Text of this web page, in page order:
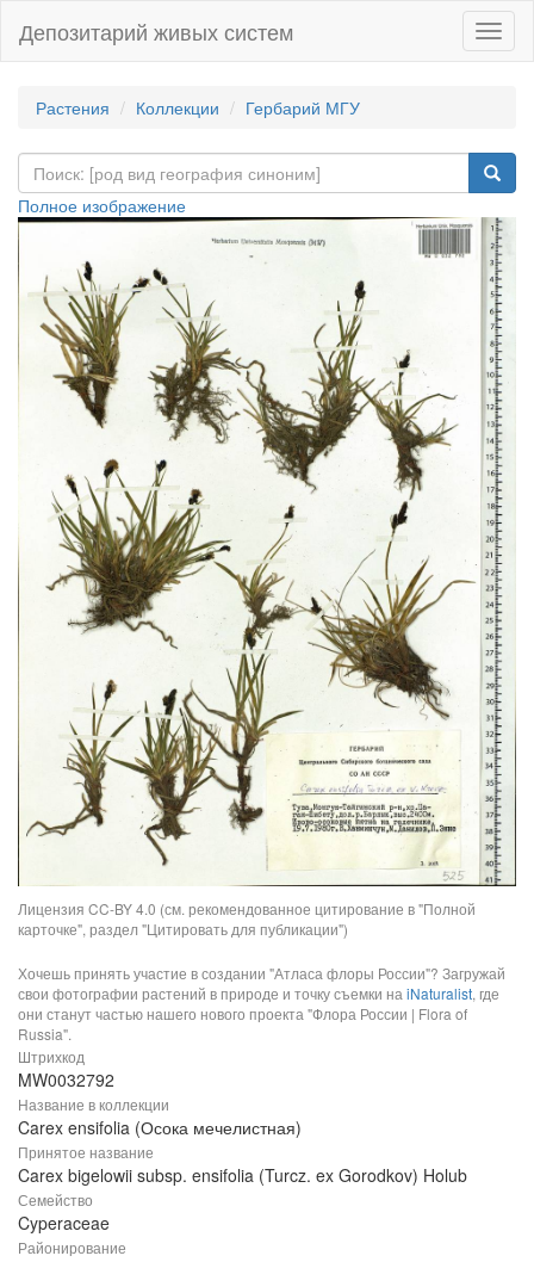
Депозитарий живых систем
Растения Коллекции Гербарий МГУ
Полное изображение
Лицензия CC-BY 4.0 (см. рекомендованное цитирование в "Полной
карточке", раздел "Цитировать для публикации")
Хочешь принять участие в создании "Атласа флоры России"? Загружай
свои фотографии растений в природе и точку съемки на iNaturalist, где
они станут частью нашего нового проекта "Флора России | Flora of
Russia".
Штрихкод
MW0032792
Название в коллекции
Carex ensifolia (Осока мечелистная)
Принятое название
Carex bigelowii subsp. ensifolia (Turcz. ex Gorodkov) Holub
Семейство
Cyperaceae
Районирование